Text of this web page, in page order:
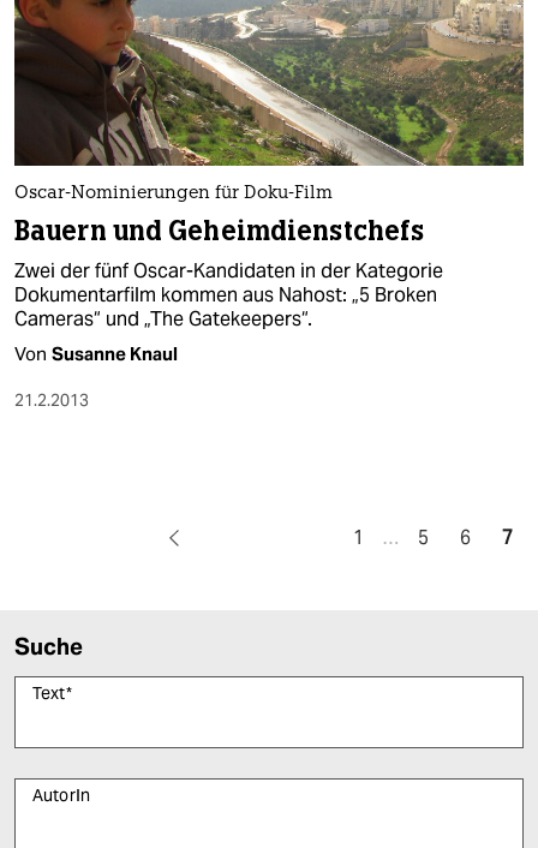
Oscar-Nominierungen für Doku-Film
Bauern und Geheimdienstchefs
Zwei der fünf Oscar-Kandidaten in der Kategorie
Dokumentarfilm kommen aus Nahost: „5 Broken
Cameras“ und „The Gatekeepers“.
Von Susanne Knaul
21.2.2013
1 … 5 6 7
Suche
Text*
AutorIn